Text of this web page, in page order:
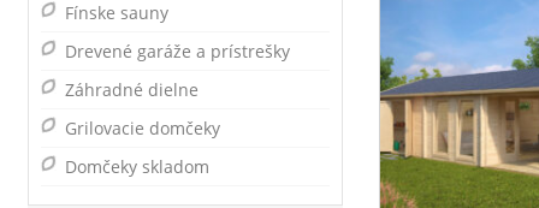
Fínske sauny
Drevené garáže a prístrešky
Záhradné dielne
Grilovacie domčeky
Domčeky skladom